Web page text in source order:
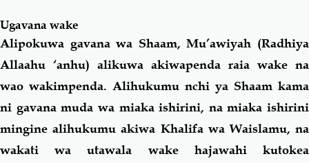
Ugavana wake
Alipokuwa gavana wa Shaam, Mu’awiyah (Radhiya
Allaahu ‘anhu) alikuwa akiwapenda raia wake na
wao wakimpenda. Alihukumu nchi ya Shaam kama
ni gavana muda wa miaka ishirini, na miaka ishirini
mingine alihukumu akiwa Khalifa wa Waislamu, na
wakati wa utawala wake hajawahi kutokea